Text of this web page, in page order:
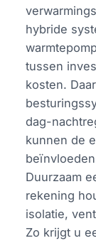
hybride
tussen
kosten.
dag-
kunnen de
Duurzaam
rekening
isolatie,
Zo krijgt u